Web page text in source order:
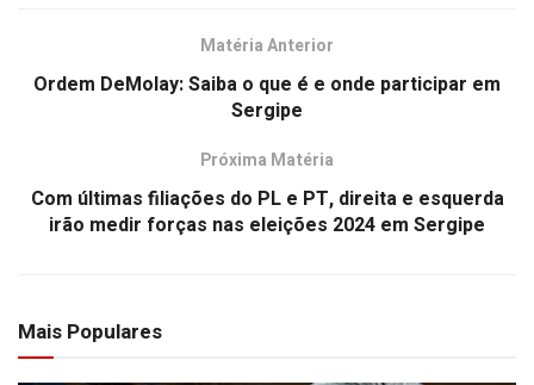
Matéria Anterior
Ordem DeMolay: Saiba o que é e onde participar em
Sergipe
Próxima Matéria
Com últimas filiações do PL e PT, direita e esquerda
irão medir forças nas eleições 2024 em Sergipe
Mais Populares